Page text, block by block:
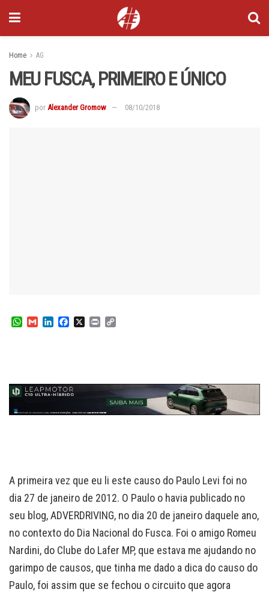
Home AG
MEU FUSCA, PRIMEIRO E ÚNICO
por Alexander Gromow 08/10/2018
W
p
p
G
I
n
o
k
X
P
n
k
A primeira vez que eu li este causo do Paulo Levi foi no
dia 27 de janeiro de 2012. O Paulo o havia publicado no
seu blog, ADVERDRIVING, no dia 20 de janeiro daquele ano,
no contexto do Dia Nacional do Fusca. Foi o amigo Romeu
Nardini, do Clube do Lafer MP, que estava me ajudando no
garimpo de causos, que tinha me dado a dica do causo do
Paulo, foi assim que se fechou o circuito que agora